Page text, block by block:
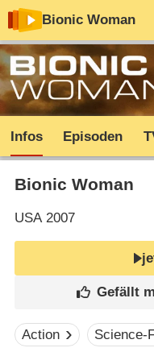
Bionic Woman
Infos Episoden
Bionic Woman
USA2007
Action Science-